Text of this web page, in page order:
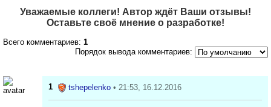
Уважаемые коллеги! Автор ждёт Ваши отзывы!
Оставьте своё мнение о разработке!
Всего комментариев: 1
Порядок вывода комментариев:
1 tshepelenko • 21:53, 16.12.2016